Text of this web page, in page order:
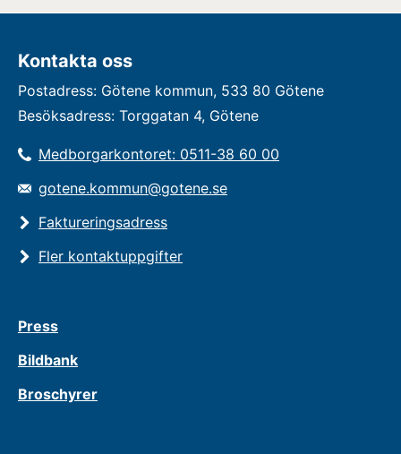
Kontakta oss
Postadress: Götene kommun, 533 80 Götene
Besöksadress: Torggatan 4, Götene
Medborgarkontoret: 0511-38 60 00
gotene.kommun@gotene.se
Faktureringsadress
Fler kontaktuppgifter
Press
Bildbank
Broschyrer